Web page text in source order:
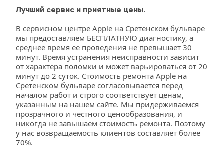
Лучший сервис и приятные цены.
В сервисном центре Apple на Сретенском бульваре
мы предоставляем БЕСПЛАТНУЮ диагностику, а
среднее время ее проведения не превышает 30
минут. Время устранения неисправности зависит
от характера поломки и может варьироваться от 20
минут до 2 суток. Стоимость ремонта Apple на
Сретенском бульваре согласовывается перед
началом работ и строго соответствует ценам,
указанным на нашем сайте. Мы придерживаемся
прозрачного и честного ценообразования, и
никогда не завышаем стоимость ремонта. Поэтому
у нас возвращаемость клиентов составляет более
70%.